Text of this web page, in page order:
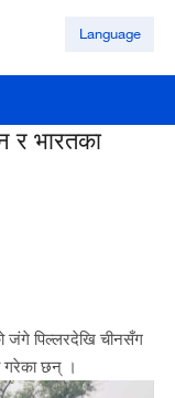
Language
र भारतका
जंगे पिल्लरदेखि चीनसँग
गरेका छन् ।